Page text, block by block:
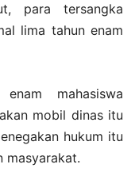
para tersangka
lima tahun enam
mahasiswa
mobil dinas itu
hukum itu
masyarakat.